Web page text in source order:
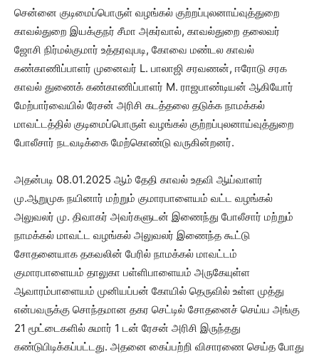
சென்னை குடிமைப்பொருள் வழங்கல் குற்றப்புலனாய்வுத்துறை
காவல்துறை இயக்குநர் சீமா அகர்வால், காவல்துறை தலைவர்
ஜோசி நிர்மல்குமார் உத்தரவுபடி, கோவை மண்டல காவல்
கண்காணிப்பாளர் முனைவர் L. பாலாஜி சரவணன், ஈரோடு சரக
காவல் துணைக் கண்காணிப்பாளர் M. ராஜபாண்டியன் ஆகியோர்
மேற்பார்வையில் ரேசன் அரிசி கடத்தலை தடுக்க நாமக்கல்
மாவட்டத்தில் குடிமைப்பொருள் வழங்கல் குற்றப்புலனாய்வுத்துறை
போலீசார் நடவடிக்கை மேற்கொண்டு வருகின்றனர்.
அதன்படி 08.01.2025 ஆம் தேதி காவல் உதவி ஆய்வாளர்
மு.ஆறுமுக நயினார் மற்றும் குமாரபாளையம் வட்ட வழங்கல்
அலுவலர் மு. திவாகர் அவர்களுடன் இணைந்து போலீசார் மற்றும்
நாமக்கல் மாவட்ட வழங்கல் அலுவலர் இணைந்த கூட்டு
சோதனையாக தகவலின் பேரில் நாமக்கல் மாவட்டம்
குமாரபாளையம் தாலுகா பள்ளிபாளையம் அருகேயுள்ள
ஆவாரம்பாளையம் முனியப்பன் கோயில் தெருவில் உள்ள முத்து
என்பவருக்கு சொந்தமான தகர செட்டில் சோதனைச் செய்ய அங்கு
21 மூட்டைகளில் சுமார் 1 டன் ரேசன் அரிசி இருந்தது
கண்டுபிடிக்கப்பட்டது. அதனை கைப்பற்றி விசாரணை செய்த போது